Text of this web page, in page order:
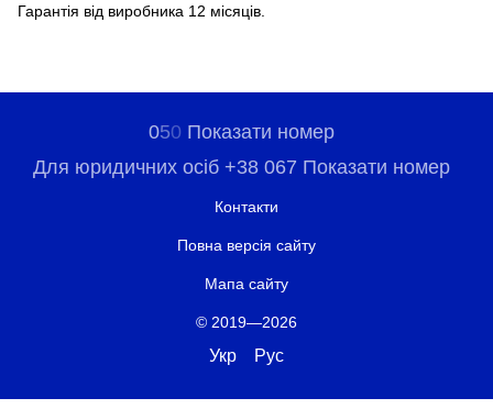
Гарантія від виробника 12 місяців.
050 Показати номер
Для юридичних осіб +38 067 Показати номер
Контакти
Повна версія сайту
Мапа сайту
© 2019—2026
Укр Рус